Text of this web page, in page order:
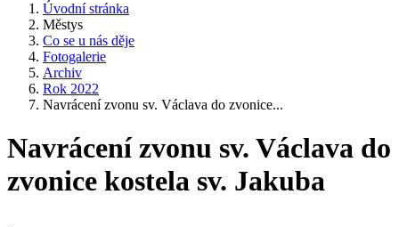
Úvodní stránka
Městys
Co se u nás děje
Fotogalerie
Archiv
Rok 2022
Navrácení zvonu sv. Václava do zvonice...
Navrácení zvonu sv. Václava do
zvonice kostela sv. Jakuba